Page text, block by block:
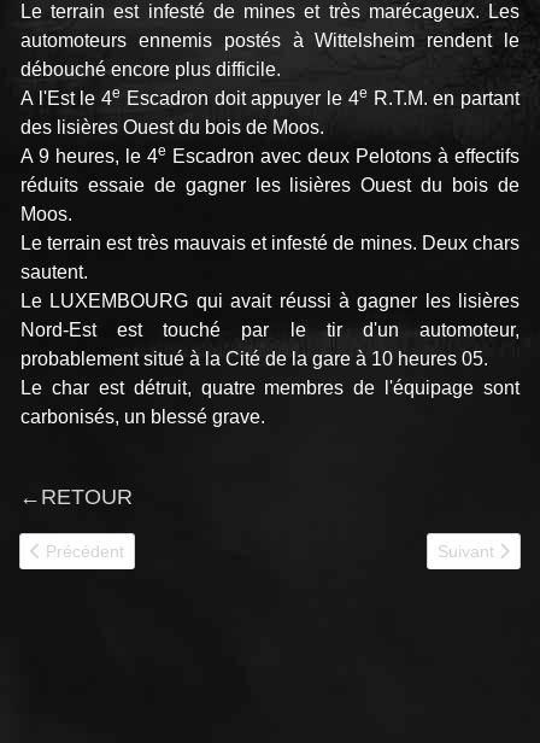
Le terrain est infesté de mines et très marécageux. Les
automoteurs ennemis postés à Wittelsheim rendent le
débouché encore plus difficile.
A l'Est le 4e Escadron doit appuyer le 4e R.T.M. en partant
des lisières Ouest du bois de Moos.
A 9 heures, le 4e Escadron avec deux Pelotons à effectifs
réduits essaie de gagner les lisières Ouest du bois de
Moos.
Le terrain est très mauvais et infesté de mines. Deux chars
sautent.
Le LUXEMBOURG qui avait réussi à gagner les lisières
Nord-Est est touché par le tir d'un automoteur,
probablement situé à la Cité de la gare à 10 heures 05.
Le char est détruit, quatre membres de l'équipage sont
carbonisés, un blessé grave.
← RETOUR
Article précédent : LYAUTEY 1RC
Précédent Article
Suivant